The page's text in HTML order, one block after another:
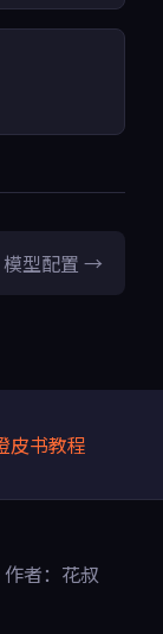
模型配置 →
皮书教程
者：花叔